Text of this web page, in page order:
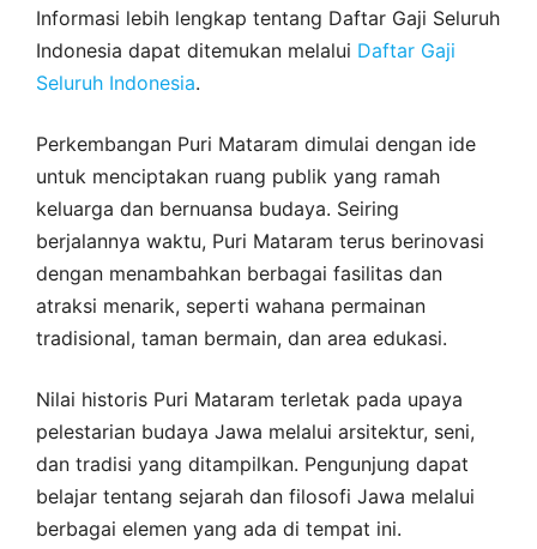
Informasi lebih lengkap tentang Daftar Gaji Seluruh
Indonesia dapat ditemukan melalui Daftar Gaji
Seluruh Indonesia.
Perkembangan Puri Mataram dimulai dengan ide
untuk menciptakan ruang publik yang ramah
keluarga dan bernuansa budaya. Seiring
berjalannya waktu, Puri Mataram terus berinovasi
dengan menambahkan berbagai fasilitas dan
atraksi menarik, seperti wahana permainan
tradisional, taman bermain, dan area edukasi.
Nilai historis Puri Mataram terletak pada upaya
pelestarian budaya Jawa melalui arsitektur, seni,
dan tradisi yang ditampilkan. Pengunjung dapat
belajar tentang sejarah dan filosofi Jawa melalui
berbagai elemen yang ada di tempat ini.